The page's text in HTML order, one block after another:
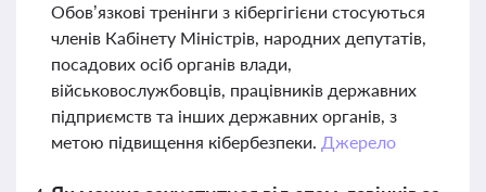
Обов’язкові тренінги з кібергігієни стосуються
членів Кабінету Міністрів, народних депутатів,
посадових осіб органів влади,
військовослужбовців, працівників державних
підприємств та інших державних органів, з
метою підвищення кібербезпеки. Джерело